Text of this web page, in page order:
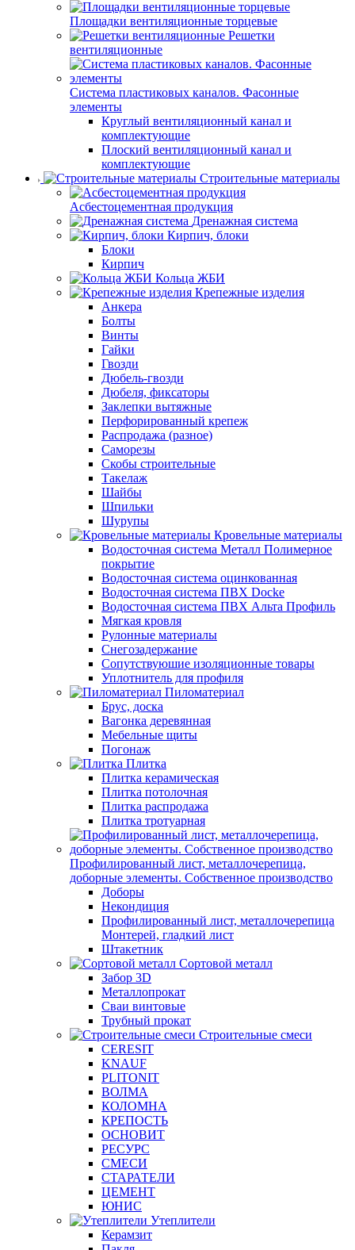
Площадки вентиляционные торцевые
Решетки
вентиляционные
Система пластиковых каналов. Фасонные
элементы
Круглый вентиляционный канал и
комплектующие
Плоский вентиляционный канал и
комплектующие
Строительные материалы
Асбестоцементная продукция
Дренажная система
Кирпич, блоки
Блоки
Кирпич
Кольца ЖБИ
Крепежные изделия
Анкера
Болты
Винты
Гайки
Гвозди
Дюбель-гвозди
Дюбеля, фиксаторы
Заклепки вытяжные
Перфорированный крепеж
Распродажа (разное)
Саморезы
Скобы строительные
Такелаж
Шайбы
Шпильки
Шурупы
Кровельные материалы
Водосточная система Металл Полимерное
покрытие
Водосточная система оцинкованная
Водосточная система ПВХ Docke
Водосточная система ПВХ Альта Профиль
Мягкая кровля
Рулонные материалы
Снегозадержание
Сопутствуюшие изоляционные товары
Уплотнитель для профиля
Пиломатериал
Брус, доска
Вагонка деревянная
Мебельные щиты
Погонаж
Плитка
Плитка керамическая
Плитка потолочная
Плитка распродажа
Плитка тротуарная
Профилированный лист, металлочерепица,
доборные элементы. Собственное производство
Доборы
Некондиция
Профилированный лист, металлочерепица
Монтерей, гладкий лист
Штакетник
Сортовой металл
Забор 3D
Металлопрокат
Сваи винтовые
Трубный прокат
Строительные смеси
CERESIT
KNAUF
PLITONIT
ВОЛМА
КОЛОМНА
КРЕПОСТЬ
ОСНОВИТ
РЕСУРС
СМЕСИ
СТАРАТЕЛИ
ЦЕМЕНТ
ЮНИС
Утеплители
Керамзит